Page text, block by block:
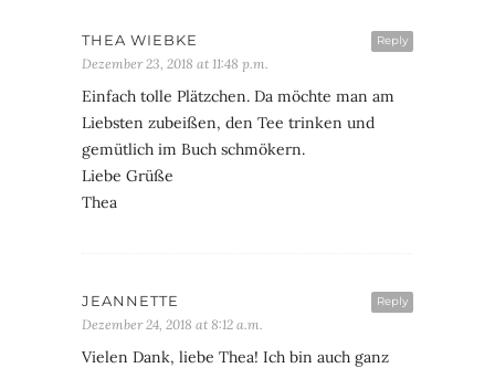
Reply
THEA WIEBKE
Dezember 23, 2018 at 11:48 p.m.
Einfach tolle Plätzchen. Da möchte man am
Liebsten zubeißen, den Tee trinken und
gemütlich im Buch schmökern.
Liebe Grüße
Thea
Reply
JEANNETTE
Dezember 24, 2018 at 8:12 a.m.
Vielen Dank, liebe Thea! Ich bin auch ganz